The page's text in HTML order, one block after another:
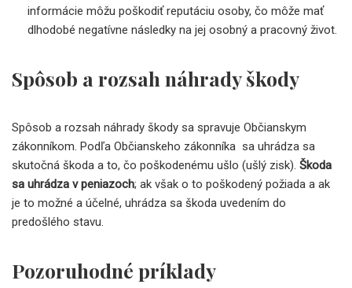
informácie môžu poškodiť reputáciu osoby, čo môže mať
dlhodobé negatívne následky na jej osobný a pracovný život.
Spôsob a rozsah náhrady škody
Spôsob a rozsah náhrady škody sa spravuje Občianskym
zákonníkom. Podľa Občianskeho zákonníka sa uhrádza sa
skutočná škoda a to, čo poškodenému ušlo (ušlý zisk). Škoda
sa uhrádza v peniazoch; ak však o to poškodený požiada a ak
je to možné a účelné, uhrádza sa škoda uvedením do
predošlého stavu.
Pozoruhodné príklady